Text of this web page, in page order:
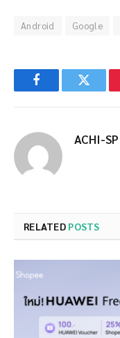
Android Google
FacebookTwitter
ACHI-SP
RELATED POSTS